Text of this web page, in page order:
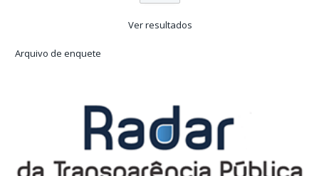
Ver resultados
Arquivo de enquete